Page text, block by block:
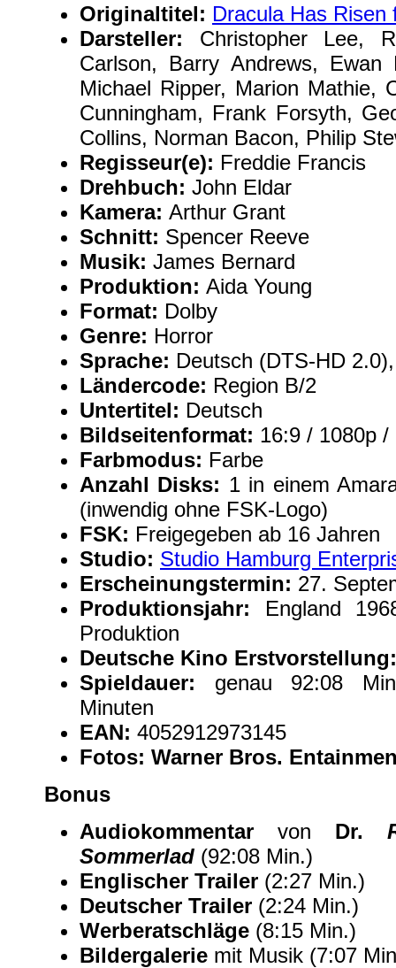
Originaltitel: Dracula Has Risen
Darsteller: Christopher Lee,
Carlson, Barry Andrews, Ewan
Michael Ripper, Marion Mathie,
Cunningham, Frank Forsyth,
Collins, Norman Bacon, Philip
Regisseur(e): Freddie Francis
Drehbuch: John Eldar
Kamera: Arthur Grant
Schnitt: Spencer Reeve
Musik: James Bernard
Produktion: Aida Young
Format: Dolby
Genre: Horror
Sprache: Deutsch (DTS-HD
Ländercode: Region B/2
Untertitel: Deutsch
Bildseitenformat: 16:9 / 1080p /
Farbmodus: Farbe
Anzahl Disks: 1 in einem
(inwendig ohne FSK-Logo)
FSK: Freigegeben ab 16 Jahren
Studio: Studio Hamburg
Erscheinungstermin: 27.
Produktionsjahr: England
Produktion
Deutsche Kino
Spieldauer: genau 92:08
Minuten
EAN: 4052912973145
Fotos: Warner Bros.
Bonus
Audiokommentar von Dr.
Sommerlad (92:08 Min.)
Englischer Trailer (2:27 Min.)
Deutscher Trailer (2:24 Min.)
Werberatschläge (8:15 Min.)
Bildergalerie mit Musik (7:07